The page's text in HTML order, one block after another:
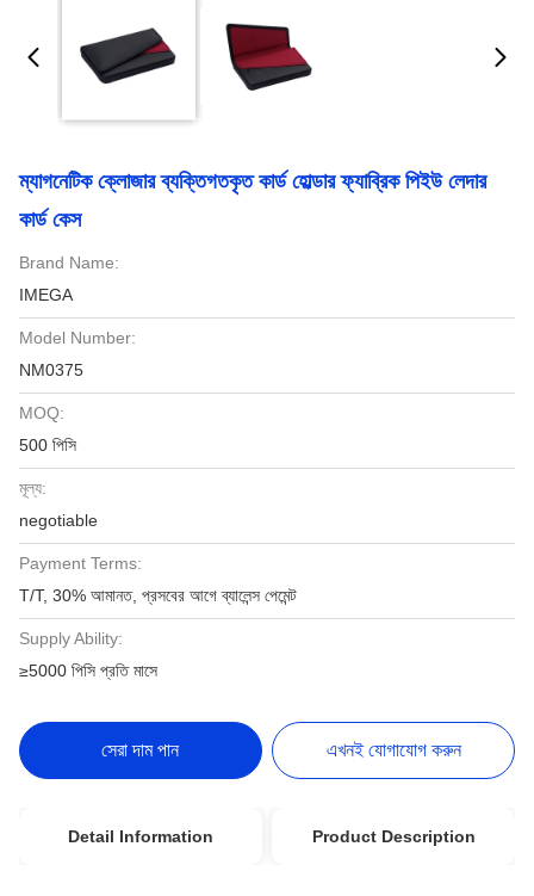
ম্যাগনেটিক ক্লোজার ব্যক্তিগতকৃত কার্ড হোল্ডার ফ্যাব্রিক পিইউ লেদার
কার্ড কেস
Brand Name:
IMEGA
Model Number:
NM0375
MOQ:
500 পিসি
মূল্য:
negotiable
Payment Terms:
T/T, 30% আমানত, প্রসবের আগে ব্যালেন্স পেমেন্ট
Supply Ability:
≥5000 পিসি প্রতি মাসে
সেরা দাম পান এখনই যোগাযোগ করুন
Detail Information Product Description